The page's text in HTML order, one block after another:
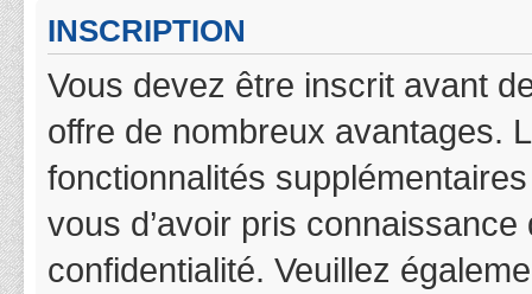
INSCRIPTION
Vous devez être inscrit avant
offre de nombreux avantages.
fonctionnalités
vous d’avoir pris
confidentialité. Veuillez